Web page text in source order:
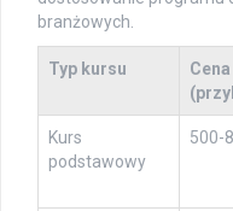
branżowych.
Typ kursu
Cena
Kurs
podstawowy
500-